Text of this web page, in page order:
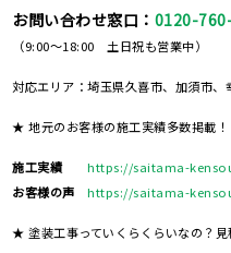
お問い合わせ窓口： 0120-
（9:00～18:00 土日祝も営業中）
対応エリア：埼玉県久喜市、加須市、
★ 地元のお客様の施工実績多数掲載！
施工実績
https://saitama-
お客様の声
https://saitama-
★ 塗装工事っていくらくらいなの？見